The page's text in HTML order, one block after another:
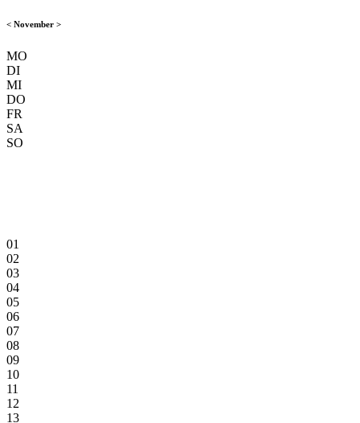
< November >
MO
DI
MI
DO
FR
SA
SO
01
02
03
04
05
06
07
08
09
10
11
12
13